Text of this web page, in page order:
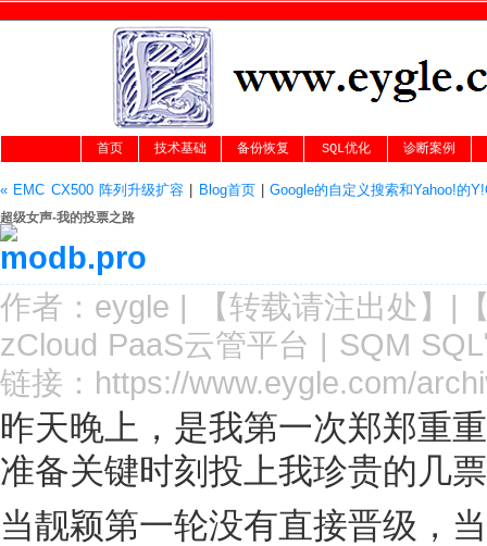
首页 技术基础 备份恢复 SQL优化 诊断案例
« EMC CX500 阵列升级扩容| Blog首页|Google的自定义搜索和Yahoo!的
超级女声-我的投票之路
作者： eygle | 【转载请注出处 】|
zCloud PaaS云管平台 | SQM
链接： https://www.eygle.com/
昨天晚上，是我第一次郑郑重
准备关键时刻投上我珍贵的几
当靓颖第一轮没有直接晋级，